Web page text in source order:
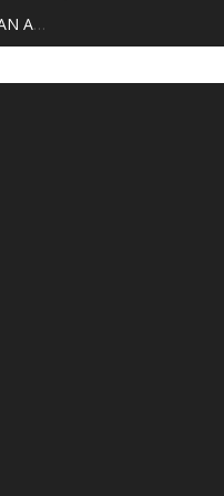
2. SASAM STRATEJİ ZİRVESİ